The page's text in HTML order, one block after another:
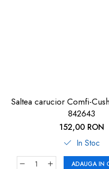
Saltea carucior Comfi-
842643
152,00 RON
In Stoc
ADAUGA IN